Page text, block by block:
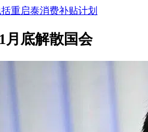
重启泰消费补贴计划
月底解散国会